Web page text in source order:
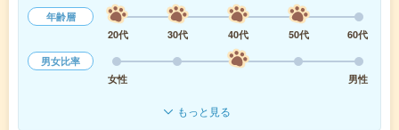
年齢層
20代
30代 40代 50代
60代
男女比率
女性
男性
もっと見る